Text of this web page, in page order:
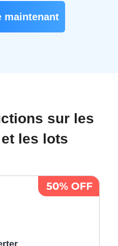
maintenant
sur les
les lots